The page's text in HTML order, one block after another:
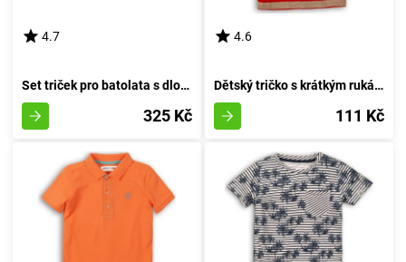
4.7
Set triček pro batolata s dlouhými rukávy 3ks, Minoti, Ship 8, chlapec - 74/80 | 9-12m
325 Kč
4.6
Dětský tričko s krátkým rukávem pro chlapce, značky Minoti, design 1PRUH 1, červené - velikost 92/98 | 2/3 roky
111 Kč